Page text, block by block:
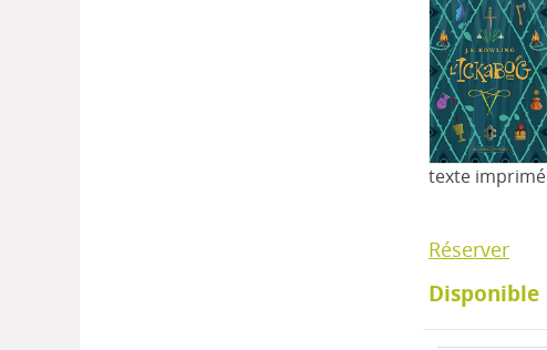
texte imprimé
Réserver
Disponible